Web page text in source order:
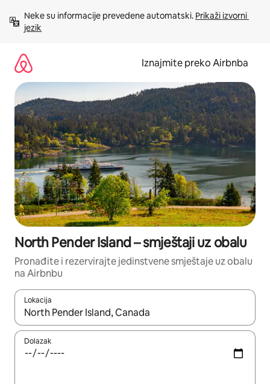
sadržaj
Neke su informacije prevedene automatski. Prikaži izvorni
jezik
Iznajmite preko Airbnba
North Pender Island – smještaji uz obalu
Pronađite i rezervirajte jedinstvene smještaje uz obalu
na Airbnbu
Lokacija
Kada budu dostupni rezultati, moći ćete ih pregledati
Dolazak